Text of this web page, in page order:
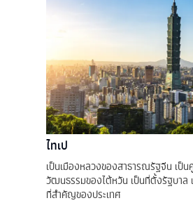
ไทเป
เป็นเมืองหลวงของสาธารณรัฐจีน เป็น
วัฒนธรรมของไต้หวัน เป็นที่ตั้งรัฐบาล
ที่สำคัญของประเทศ